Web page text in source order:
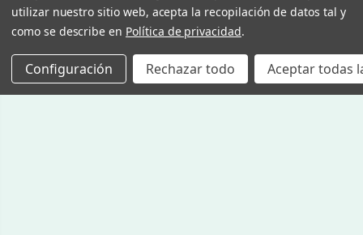
utilizar nuestro sitio web, acepta la recopilación de datos tal y
como se describe en Política de privacidad.
Configuración Rechazar todo Aceptar todas